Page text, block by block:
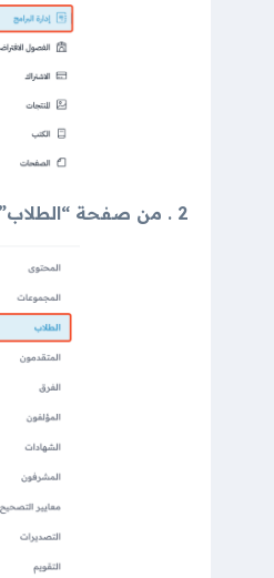
2 . من صفحة “الطلاب” اضغط على “تعديل” بجانب اسم الطالب المراد تغيير مجموعته.